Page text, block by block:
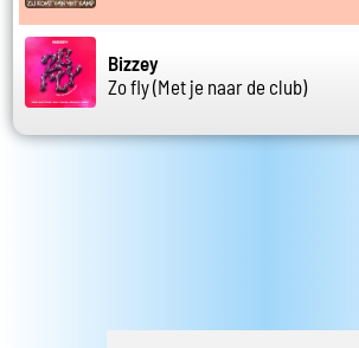
Bizzey
Zo fly (Met je naar de club)